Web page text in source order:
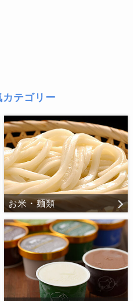
テゴリー
お米・麺類